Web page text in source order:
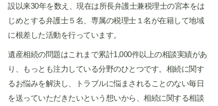
設以来30年を数え、現在は所長弁護士兼税理士の宮本をは
じめとする弁護士５名、専属の税理士１名が在籍して地域
に根差した活動を行っています。
遺産相続の問題はこれまで累計1,000件以上の相談実績があ
り、もっとも注力している分野のひとつです。相続に関す
るお悩みを解決し、トラブルに悩まされることのない毎日
を送っていただきたいという想いから、相続に関する相談